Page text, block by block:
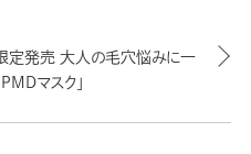
発売 大人の毛穴悩みに一
マスク」